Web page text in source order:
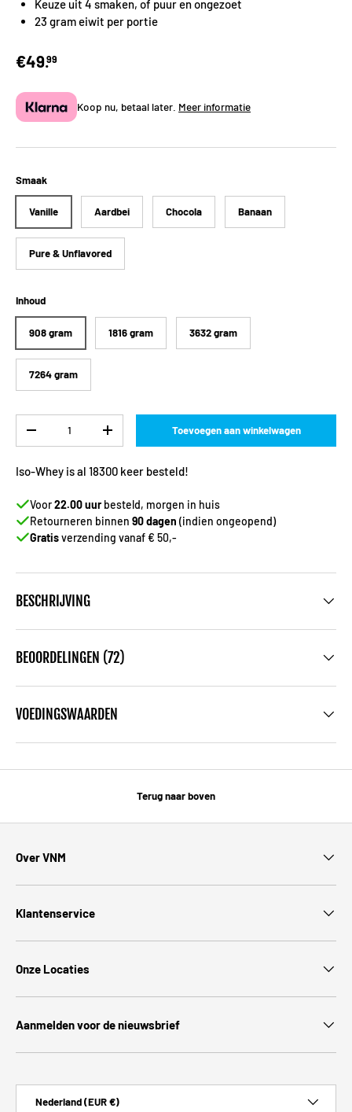
Keuze uit 4 smaken, of puur en ongezoet
23 gram eiwit per portie
€49.99
Koop nu, betaal later. Meer informatie
Smaak
Vanille Aardbei Chocola Banaan
Pure & Unflavored
Inhoud
908 gram 1816 gram 3632 gram
7264 gram
-
+ Toevoegen aan winkelwagen
Iso-Whey is al 18300 keer besteld!
Voor22.00 uurbesteld, morgen in huis
Retourneren binnen 90 dagen (indien ongeopend)
Gratisverzending vanaf € 50,-
BESCHRIJVING
BEOORDELINGEN (72)
VOEDINGSWAARDEN
Terug naar boven
Over VNM
Klantenservice
Onze Locaties
Aanmelden voor de nieuwsbrief
Nederland (EUR €)